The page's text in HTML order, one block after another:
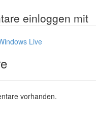
einloggen mit
Live
vorhanden.